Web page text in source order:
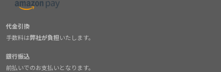
代金引換
手数料は弊社が負担いたします。
銀行振込
前払いでのお支払いとなります。